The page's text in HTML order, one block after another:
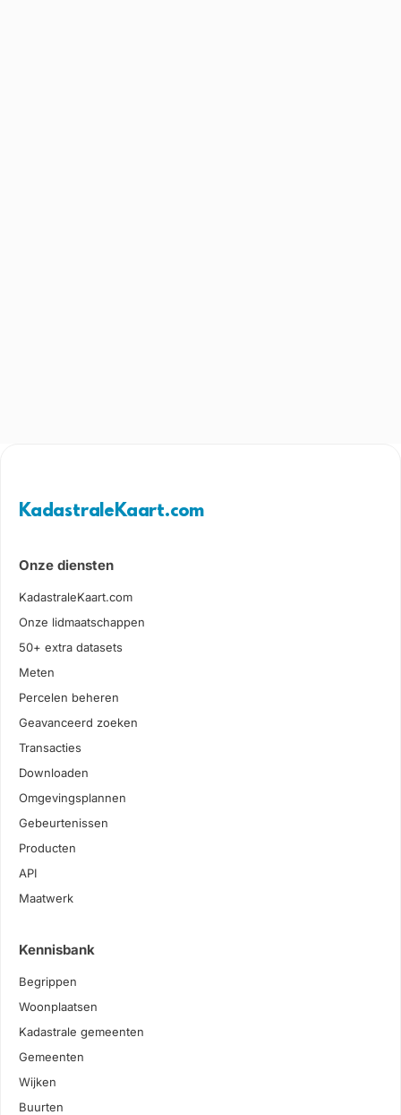
KadastraleKaart.com
Onze diensten
KadastraleKaart.com
Onze lidmaatschappen
50+ extra datasets
Meten
Percelen beheren
Geavanceerd zoeken
Transacties
Downloaden
Omgevingsplannen
Gebeurtenissen
Producten
API
Maatwerk
Kennisbank
Begrippen
Woonplaatsen
Kadastrale gemeenten
Gemeenten
Wijken
Buurten